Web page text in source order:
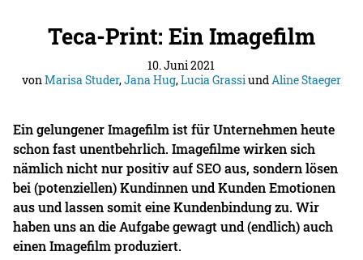
Teca-Print: Ein Imagefilm
10. Juni 2021
vonMarisa Studer,Jana Hug,Lucia GrassiundAline Staeger
Ein gelungener Imagefilm ist für Unternehmen heute
schon fast unentbehrlich. Imagefilme wirken sich
nämlich nicht nur positiv auf SEO aus, sondern lösen
bei (potenziellen) Kundinnen und Kunden Emotionen
aus und lassen somit eine Kundenbindung zu. Wir
haben uns an die Aufgabe gewagt und (endlich) auch
einen Imagefilm produziert.